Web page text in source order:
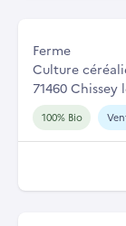
Ferme
Culture
71460 Chissey
100% Bio